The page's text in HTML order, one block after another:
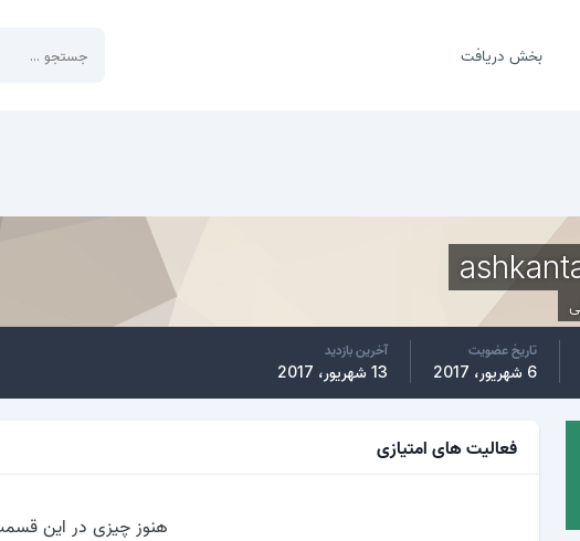
بخش دریافت
تاریخ عضویت
6 شهریور، 2017
آخرین بازدید
13 شهریور، 2017
فعالیت های امتیازی
هنوز چیزی در این